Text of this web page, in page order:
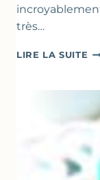
très…
LIRE LA SUITE